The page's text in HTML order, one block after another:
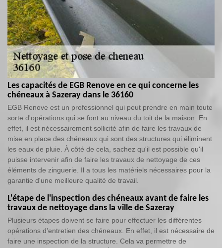
Les capacités de EGB Renove en ce qui concerne les
chéneaux à Sazeray dans le 36160
EGB Renove est un professionnel qui peut prendre en main toute
sorte d'opérations qui se font au niveau du toit de la maison. En
effet, il est nécessairement sollicité afin de faire les travaux de
mise en place des chéneaux qui sont des structures qui éliminent
les eaux de pluie. À côté de cela, sachez qu'il est possible qu'il
puisse intervenir afin de faire les travaux de nettoyage de ces
éléments de zinguerie. Il a tous les matériels nécessaires pour la
garantie d'une meilleure qualité de travail.
L'étape de l'inspection des chéneaux avant de faire les
travaux de nettoyage dans la ville de Sazeray
Plusieurs étapes doivent se faire pour effectuer les différentes
opérations d'entretien des chéneaux. En effet, il est nécessaire de
faire une inspection de la structure. Cela va permettre de